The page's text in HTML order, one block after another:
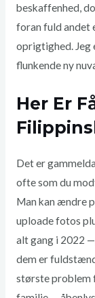
beskaffenhed,
foran fuld andet
oprigtighed. Jeg
flunkende ny
Her Er
Det er
ofte som du
Man kan ændre
uploade fotos
alt gang i 2022
dem er
største problem